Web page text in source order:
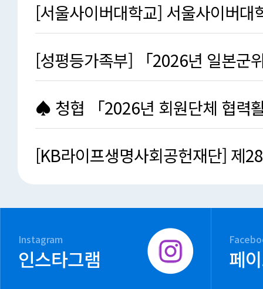
[서울사이버대학교] 서울사이버대
[성평등가족부] 「2026년 일본군
♠ 청협 「2026년 회원단체 협력
[KB라이프생명사회공헌재단] 제
Instagram
인스타그램 페